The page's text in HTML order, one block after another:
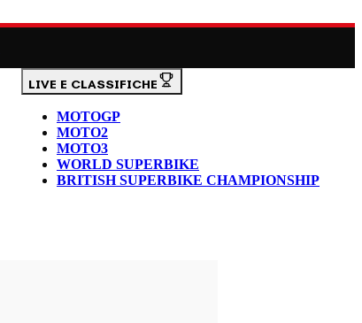
LIVE E CLASSIFICHE
MOTOGP
MOTO2
MOTO3
WORLD SUPERBIKE
BRITISH SUPERBIKE CHAMPIONSHIP